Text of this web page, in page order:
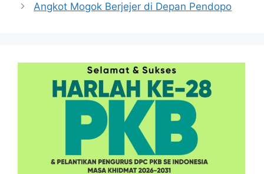
Angkot Mogok Berjejer di Depan Pendopo